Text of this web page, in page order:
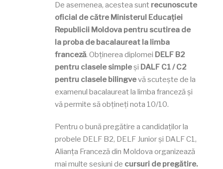
De asemenea, acestea sunt recunoscute
oficial de către Ministerul Educației
Republicii Moldova pentru scutirea de
la proba de bacalaureat la limba
franceză. Obținerea diplomei DELF B2
pentru clasele simpleși DALF C1 / C2
pentru clasele bilingvevă scutește de la
examenul bacalaureat la limba franceză și
vă permite să obțineți nota 10/10.
Pentru o bună pregătire a candidaților la
probele DELF B2, DELF Junior și DALF C1,
Alianța Franceză din Moldova organizează
mai multe sesiuni de cursuri de pregătire.